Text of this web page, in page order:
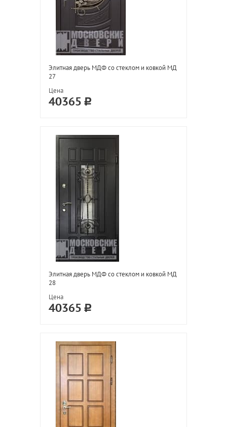
Элитная дверь МДФ со стеклом и ковкой МД
27
Цена
40365
Элитная дверь МДФ со стеклом и ковкой МД
28
Цена
40365